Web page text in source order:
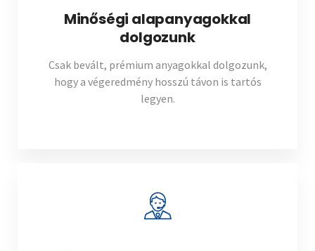
Minőségi alapanyagokkal
dolgozunk
Csak bevált, prémium anyagokkal dolgozunk,
hogy a végeredmény hosszú távon is tartós
legyen.